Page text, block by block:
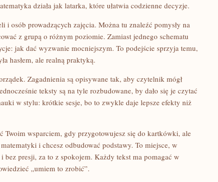
działa jak latarka, które ułatwia codzienne decyzje.
i osób prowadzących zajęcia. Można tu znaleźć pomysły na
z grupą o różnym poziomie. Zamiast jednego schematu
jak dać wyzwanie mocniejszym. To podejście sprzyja temu,
hasłem, ale realną praktyką.
Zagadnienia są opisywane tak, aby czytelnik mógł
teksty są na tyle rozbudowane, by dało się je czytać
w stylu: krótkie sesje, bo to zwykle daje lepsze efekty niż
Twoim wsparciem, gdy przygotowujesz się do kartkówki, ale
i chcesz odbudować podstawy. To miejsce, w
bez presji, za to z spokojem. Każdy tekst ma pomagać w
„umiem to zrobić”.